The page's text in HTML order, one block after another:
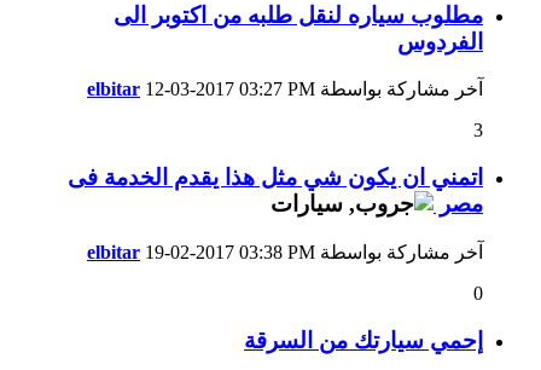
مطلوب سياره لنقل طلبه من اكتوبر الى
الفردوس
آخر مشاركة بواسطة elbitar 12-03-2017 03:27 PM
3
اتمني ان يكون شي مثل هذا يقدم الخدمة فى
مصر
آخر مشاركة بواسطة elbitar 19-02-2017 03:38 PM
0
إحمي سيارتك من السرقة